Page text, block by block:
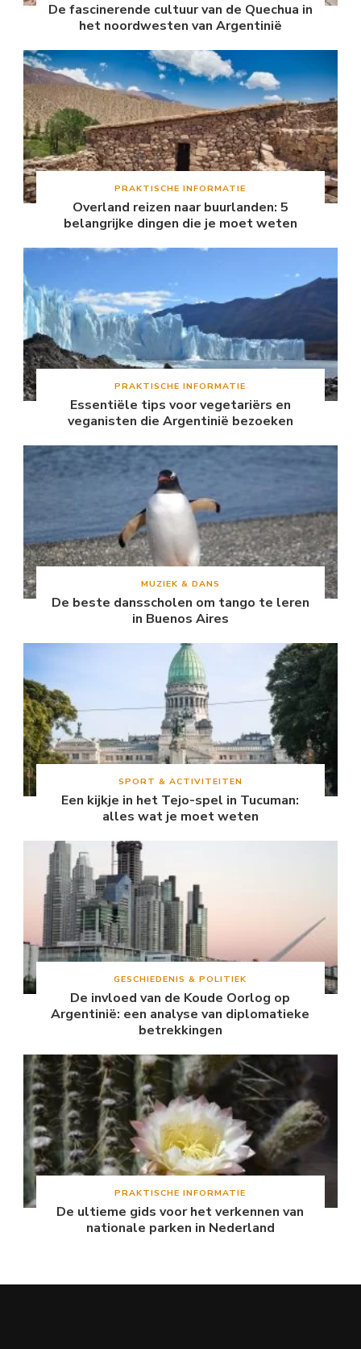
De fascinerende cultuur van de Quechua in
het noordwesten van Argentinië
PRAKTISCHE INFORMATIE
Overland reizen naar buurlanden: 5
belangrijke dingen die je moet weten
PRAKTISCHE INFORMATIE
Essentiële tips voor vegetariërs en
veganisten die Argentinië bezoeken
MUZIEK & DANS
De beste dansscholen om tango te leren
in Buenos Aires
SPORT & ACTIVITEITEN
Een kijkje in het Tejo-spel in Tucuman:
alles wat je moet weten
GESCHIEDENIS & POLITIEK
De invloed van de Koude Oorlog op
Argentinië: een analyse van diplomatieke
betrekkingen
PRAKTISCHE INFORMATIE
De ultieme gids voor het verkennen van
nationale parken in Nederland